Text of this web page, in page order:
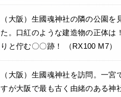
（大阪）生國魂神社の隣の公園を
た。口紅のような建造物の正体は
りと佇む〇〇跡！ （RX100 M7）
（大阪）生國魂神社を訪問。一宮
すが大阪で最も古く由緒のある神